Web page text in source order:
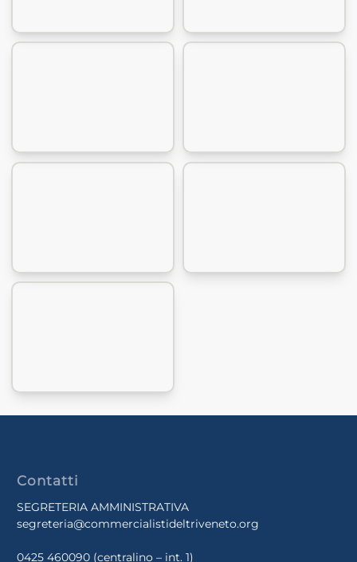
Contatti
SEGRETERIA AMMINISTRATIVA
segreteria@commercialistideltriveneto.org
0425 460090 (centralino – int. 1)